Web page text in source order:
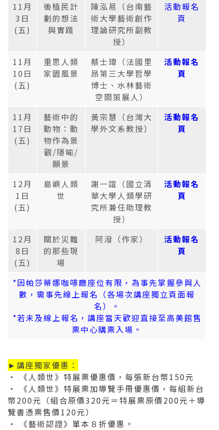
11月
3日
(五)
後植民計
劃的想法
與實踐
陳泓易（台南藝
術大學藝術創作
理論研究所副教
授）
活動報名
頁
11月
10日
(五)
重思人類
家園風景
蔡士瑋（法國里
昂第三大學哲學
博士、水林藝術
空間策展人）
活動報名
頁
11月
17日
(五)
藝術中的
動物：動
物作為景
觀/隱喻/
願景
黃宗慧（台灣大
學外文系教授）
活動報名
頁
12月
1日
(五)
島嶼人類
世
謝一誼（國立清
華大學人類學研
究所兼任助理教
授）
活動報名
頁
12月
8日
(五)
關於災難
的那些現
場
阿潑（作家）
活動報名
頁
*因帕莎蒂娜咖啡廳座位有限，為事先掌握參與人
數，需事先線上報名（各場次講座獨立頁面報
名）。
*若未及線上報名，講座當天歡迎直接至高美館售
票中心購票入場。
►講座獨家優惠：
‧ 《人類世》特展票優惠價，每張新台幣150元
‧ 《人類世》特展票加導覽手冊優惠價，每組新台
幣200元（組合原價320元＝特展票原價200元＋導
覽書憑票售價120元）
‧ 《藝術認證》單本８折優惠。